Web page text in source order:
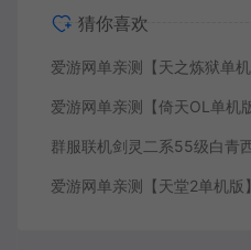
猜你喜欢